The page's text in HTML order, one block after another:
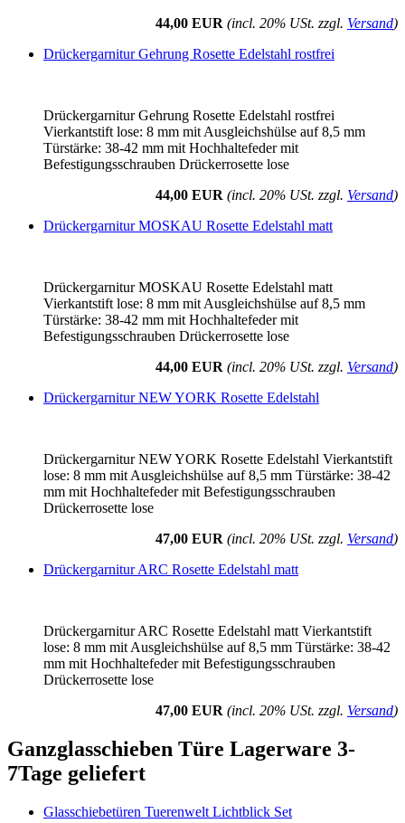
44,00 EUR (incl. 20% USt. zzgl. Versand)
Drückergarnitur Gehrung Rosette Edelstahl rostfrei
Drückergarnitur Gehrung Rosette Edelstahl rostfrei
Vierkantstift lose: 8 mm mit Ausgleichshülse auf 8,5 mm
Türstärke: 38-42 mm mit Hochhaltefeder mit
Befestigungsschrauben Drückerrosette lose
44,00 EUR (incl. 20% USt. zzgl. Versand)
Drückergarnitur MOSKAU Rosette Edelstahl matt
Drückergarnitur MOSKAU Rosette Edelstahl matt
Vierkantstift lose: 8 mm mit Ausgleichshülse auf 8,5 mm
Türstärke: 38-42 mm mit Hochhaltefeder mit
Befestigungsschrauben Drückerrosette lose
44,00 EUR (incl. 20% USt. zzgl. Versand)
Drückergarnitur NEW YORK Rosette Edelstahl
Drückergarnitur NEW YORK Rosette Edelstahl Vierkantstift
lose: 8 mm mit Ausgleichshülse auf 8,5 mm Türstärke: 38-42
mm mit Hochhaltefeder mit Befestigungsschrauben
Drückerrosette lose
47,00 EUR (incl. 20% USt. zzgl. Versand)
Drückergarnitur ARC Rosette Edelstahl matt
Drückergarnitur ARC Rosette Edelstahl matt Vierkantstift
lose: 8 mm mit Ausgleichshülse auf 8,5 mm Türstärke: 38-42
mm mit Hochhaltefeder mit Befestigungsschrauben
Drückerrosette lose
47,00 EUR (incl. 20% USt. zzgl. Versand)
Ganzglasschieben Türe Lagerware 3-
7Tage geliefert
Glasschiebetüren Tuerenwelt Lichtblick Set